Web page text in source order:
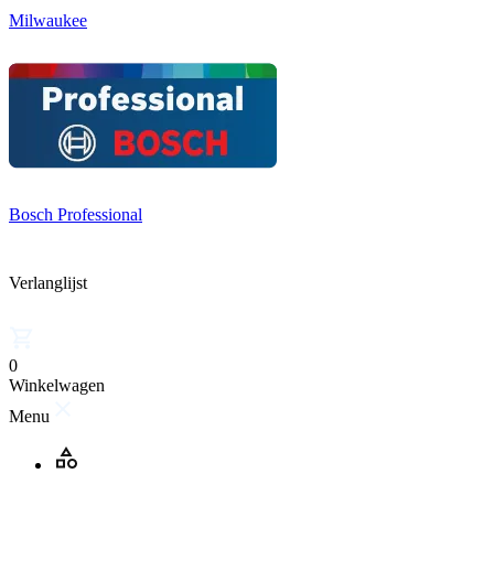
Milwaukee
Bosch Professional
Verlanglijst
0
Winkelwagen
Menu